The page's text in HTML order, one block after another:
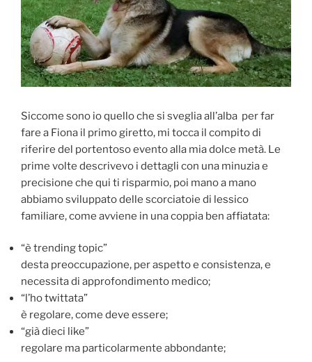
Siccome sono io quello che si sveglia all’alba per far
fare a Fiona il primo giretto, mi tocca il compito di
riferire del portentoso evento alla mia dolce metà. Le
prime volte descrivevo i dettagli con una minuzia e
precisione che qui ti risparmio, poi mano a mano
abbiamo sviluppato delle scorciatoie di lessico
familiare, come avviene in una coppia ben affiatata:
“è trending topic”
desta preoccupazione, per aspetto e consistenza, e
necessita di approfondimento medico;
“l’ho twittata”
è regolare, come deve essere;
“già dieci like”
regolare ma particolarmente abbondante;